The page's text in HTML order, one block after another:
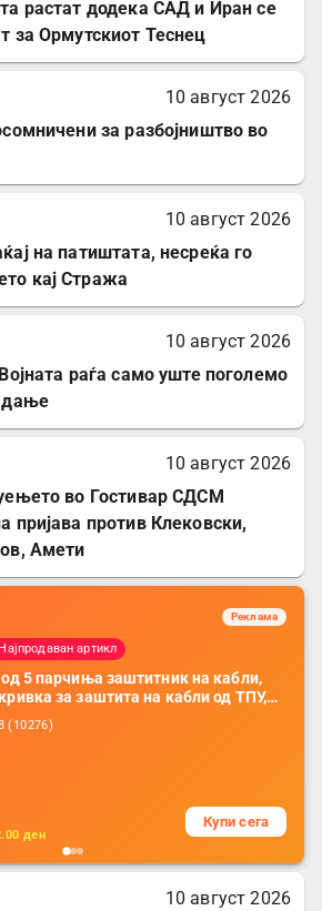
растат додека САД и Иран се
за Ормутскиот Теснец
10 август 2026
за разбојништво во
10 август 2026
на патиштата, несреќа го
кај Стража
10 август 2026
раѓа само уште поголемо
10 август 2026
во Гостивар СДСМ
пријава против Клековски,
Амети
Реклама
артикл
5 парчиња заштитник на кабли,
за заштита на кабли од ТПУ,
за заштита на кабли, без
за мобилни телефони, комплет
( 10276)
ден
Купи сега
10 август 2026